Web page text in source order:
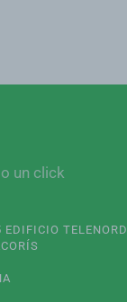
un click
EDIFICIO TELENORD